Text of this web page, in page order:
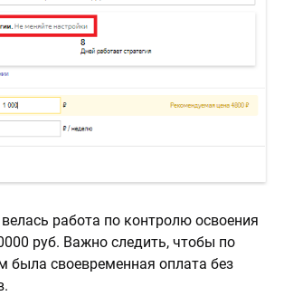
работа по контролю освоения
руб. Важно следить, чтобы по
была своевременная оплата без